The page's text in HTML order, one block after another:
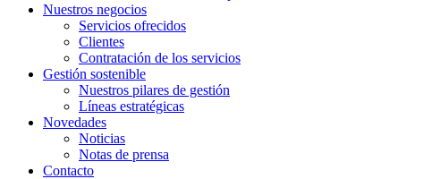
Nuestros negocios
Servicios ofrecidos
Clientes
Contratación de los servicios
Gestión sostenible
Nuestros pilares de gestión
Líneas estratégicas
Novedades
Noticias
Notas de prensa
Contacto